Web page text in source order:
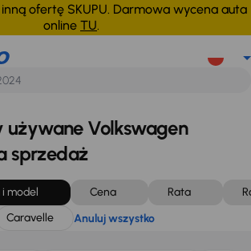
ofertę SKUPU. Darmowa wycena auta
online TU.
Anuluj wszystko
używane Volkswagen
sprzedaż
model Cena Rata
Caravelle Anuluj wszystko